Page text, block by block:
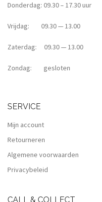
Donderdag: 09.30 – 17.30 uur
Vrijdag: 09.30 — 13.00
Zaterdag: 09.30 — 13.00
Zondag: gesloten
SERVICE
Mijn account
Retourneren
Algemene voorwaarden
Privacybeleid
CALL & COLLECT